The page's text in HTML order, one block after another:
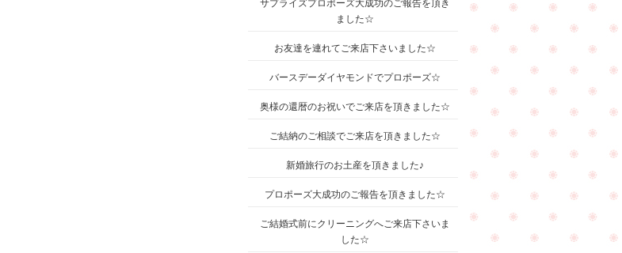
サプライズプロポーズ大成功のご報告を頂き
ました☆
お友達を連れてご来店下さいました☆
バースデーダイヤモンドでプロポーズ☆
奥様の還暦のお祝いでご来店を頂きました☆
ご結納のご相談でご来店を頂きました☆
新婚旅行のお土産を頂きました♪
プロポーズ大成功のご報告を頂きました☆
ご結婚式前にクリーニングへご来店下さいま
した☆